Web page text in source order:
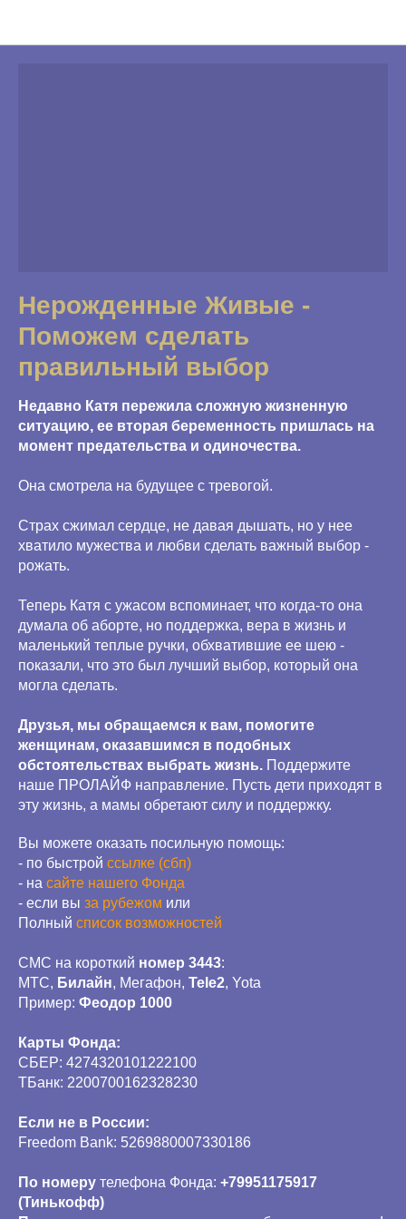
Нерожденные Живые -
Поможем сделать
правильный выбор
Недавно Катя пережила сложную жизненную
ситуацию, ее вторая беременность пришлась на
момент предательства и одиночества.
Она смотрела на будущее с тревогой.
Страх сжимал сердце, не давая дышать, но у нее
хватило мужества и любви сделать важный выбор -
рожать.
Теперь Катя с ужасом вспоминает, что когда-то она
думала об аборте, но поддержка, вера в жизнь и
маленький теплые ручки, обхватившие ее шею -
показали, что это был лучший выбор, который она
могла сделать.
Друзья, мы обращаемся к вам, помогите
женщинам, оказавшимся в подобных
обстоятельствах выбрать жизнь. Поддержите
наше ПРОЛАЙФ направление. Пусть дети приходят в
эту жизнь, а мамы обретают силу и поддержку.
Вы можете оказать посильную помощь:
- по быстрой ссылке (сбп)
- на сайте нашего Фонда
- если вы за рубежом или
Полный список возможностей
СМС на короткий номер 3443:
МТС, Билайн, Мегафон, Tele2, Yota
Пример: Феодор 1000
Карты Фонда:
СБЕР: 4274320101222100
ТБанк: 2200700162328230
Если не в России:
Freedom Bank: 5269880007330186
По номеру телефона Фонда: +79951175917
(Тинькофф)